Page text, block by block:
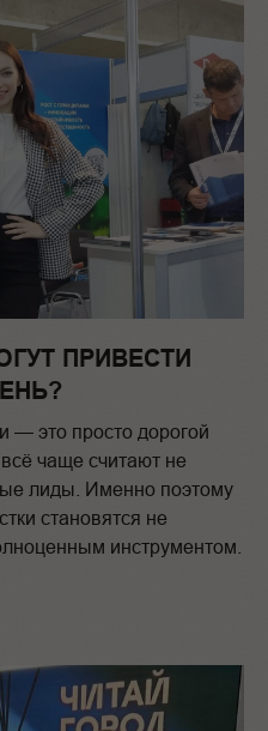
ПРИВЕСТИ
— это просто дорогой
чаще считают не
лиды. Именно поэтому
становятся не
инструментом.